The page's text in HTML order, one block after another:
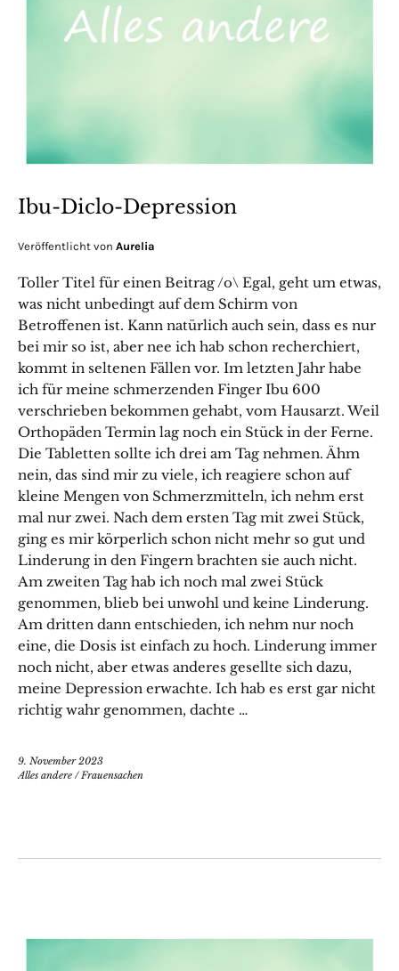
Ibu-Diclo-Depression
Veröffentlicht von Aurelia
Toller Titel für einen Beitrag /o\ Egal, geht um etwas,
was nicht unbedingt auf dem Schirm von
Betroffenen ist. Kann natürlich auch sein, dass es nur
bei mir so ist, aber nee ich hab schon recherchiert,
kommt in seltenen Fällen vor. Im letzten Jahr habe
ich für meine schmerzenden Finger Ibu 600
verschrieben bekommen gehabt, vom Hausarzt. Weil
Orthopäden Termin lag noch ein Stück in der Ferne.
Die Tabletten sollte ich drei am Tag nehmen. Ähm
nein, das sind mir zu viele, ich reagiere schon auf
kleine Mengen von Schmerzmitteln, ich nehm erst
mal nur zwei. Nach dem ersten Tag mit zwei Stück,
ging es mir körperlich schon nicht mehr so gut und
Linderung in den Fingern brachten sie auch nicht.
Am zweiten Tag hab ich noch mal zwei Stück
genommen, blieb bei unwohl und keine Linderung.
Am dritten dann entschieden, ich nehm nur noch
eine, die Dosis ist einfach zu hoch. Linderung immer
noch nicht, aber etwas anderes gesellte sich dazu,
meine Depression erwachte. Ich hab es erst gar nicht
richtig wahr genommen, dachte …
9. November 2023
Alles andere / Frauensachen